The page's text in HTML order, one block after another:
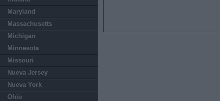
Maryland
Massachusetts
Michigan
Minnesota
Missouri
Nueva Jersey
Nueva York
Ohio